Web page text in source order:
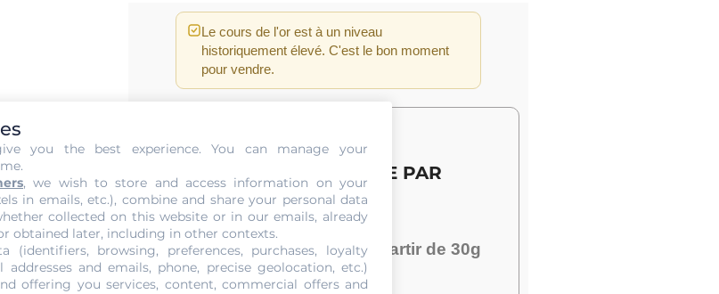
Le cours de l'or est à un niveau
historiquement élevé. C'est le bon moment
pour vendre.
PRIX DE L'OR AU GRAMME PAR
CARAT
Nous rachetons votre orà partir de 30g
Paiement Cash
you the best experience. You can manage your
, we wish to store and access information on your
in emails, etc.), combine and share your personal data
collected on this website or in our emails, already
obtained later, including in other contexts.
(identifiers, browsing, preferences, purchases, loyalty
addresses and emails, phone, precise geolocation, etc.)
offering you services, content, commercial offers and